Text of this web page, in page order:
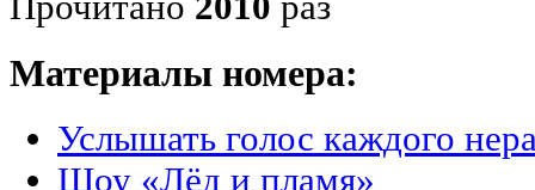
Материалы номера:
Услышать голос каждого
Шоу «Лёд и пламя»